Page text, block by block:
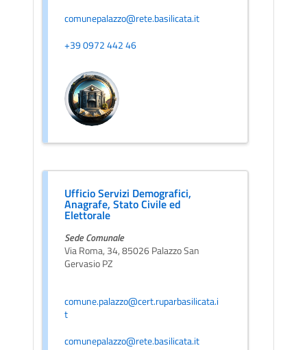
comunepalazzo@rete.basilicata.it
+39 0972 442 46
Ufficio Servizi Demografici,
Anagrafe, Stato Civile ed
Elettorale
Sede Comunale
Via Roma, 34, 85026 Palazzo San
Gervasio PZ
comune.palazzo@cert.ruparbasilicata.i
t
comunepalazzo@rete.basilicata.it